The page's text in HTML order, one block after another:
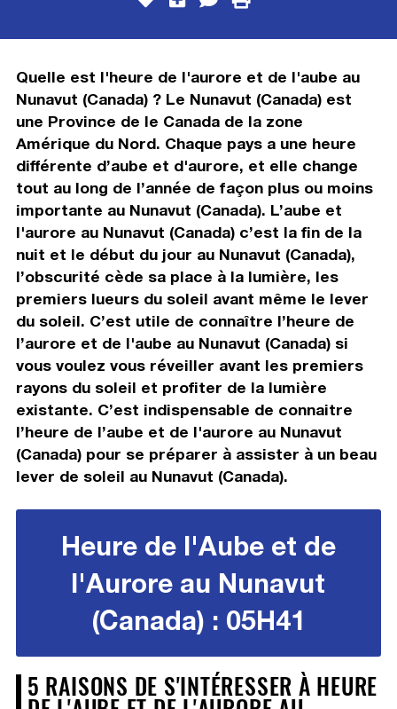
Quelle est l'heure de l'aurore et de l'aube au
Nunavut (Canada) ? Le Nunavut (Canada) est
une Province de le Canada de la zone
Amérique du Nord. Chaque pays a une heure
différente d’aube et d'aurore, et elle change
tout au long de l’année de façon plus ou moins
importante au Nunavut (Canada). L’aube et
l'aurore au Nunavut (Canada) c’est la fin de la
nuit et le début du jour au Nunavut (Canada),
l’obscurité cède sa place à la lumière, les
premiers lueurs du soleil avant même le lever
du soleil. C’est utile de connaître l’heure de
l’aurore et de l'aube au Nunavut (Canada) si
vous voulez vous réveiller avant les premiers
rayons du soleil et profiter de la lumière
existante. C’est indispensable de connaitre
l’heure de l’aube et de l'aurore au Nunavut
(Canada) pour se préparer à assister à un beau
lever de soleil au Nunavut (Canada).
Heure de l'Aube et de
l'Aurore au Nunavut
(Canada) : 05H41
5 RAISONS DE S'INTÉRESSER À HEURE